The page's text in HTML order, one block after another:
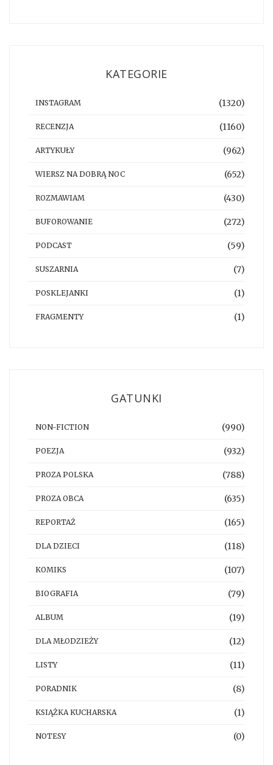
KATEGORIE
INSTAGRAM (1320)
RECENZJA (1160)
ARTYKUŁY (962)
WIERSZ NA DOBRĄ NOC (652)
ROZMAWIAM (430)
BUFOROWANIE (272)
PODCAST (59)
SUSZARNIA (7)
POSKLEJANKI (1)
FRAGMENTY (1)
GATUNKI
NON-FICTION (990)
POEZJA (932)
PROZA POLSKA (788)
PROZA OBCA (635)
REPORTAŻ (165)
DLA DZIECI (118)
KOMIKS (107)
BIOGRAFIA (79)
ALBUM (19)
DLA MŁODZIEŻY (12)
LISTY (11)
PORADNIK (8)
KSIĄŻKA KUCHARSKA (1)
NOTESY (0)